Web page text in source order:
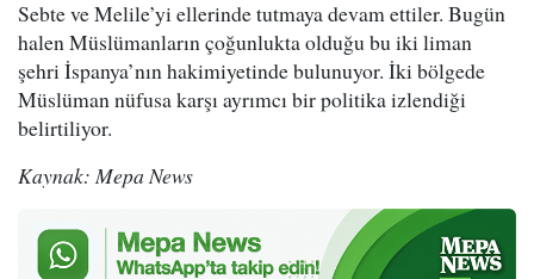
Sebte ve Melile’yi ellerinde tutmaya devam ettiler. Bugün
halen Müslümanların çoğunlukta olduğu bu iki liman
şehri İspanya’nın hakimiyetinde bulunuyor. İki bölgede
Müslüman nüfusa karşı ayrımcı bir politika izlendiği
belirtiliyor.
Kaynak: Mepa News